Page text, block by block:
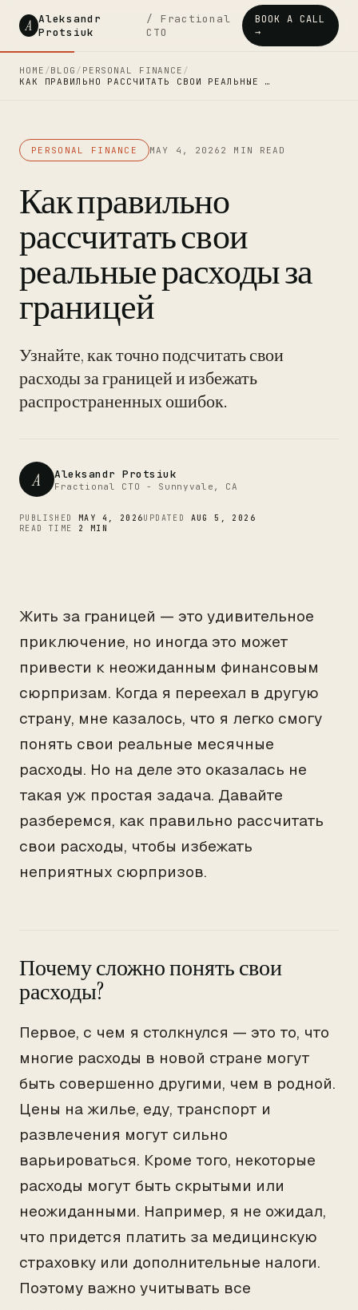
A Aleksandr
Protsiuk
/ Fractional
CTO
BOOK A CALL
→
HOME /BLOG / PERSONAL FINANCE /
КАК ПРАВИЛЬНО РАССЧИТАТЬ СВОИ РЕАЛЬНЫЕ …
PERSONAL FINANCE MAY 4, 2026 2 MIN READ
Как правильно
рассчитать свои
реальные расходы за
границей
Узнайте, как точно подсчитать свои
расходы за границей и избежать
распространенных ошибок.
A Aleksandr Protsiuk
Fractional CTO - Sunnyvale, CA
PUBLISHED MAY 4, 2026UPDATED AUG 5, 2026
READ TIME 2 MIN
Жить за границей — это удивительное
приключение, но иногда это может
привести к неожиданным финансовым
сюрпризам. Когда я переехал в другую
страну, мне казалось, что я легко смогу
понять свои реальные месячные
расходы. Но на деле это оказалась не
такая уж простая задача. Давайте
разберемся, как правильно рассчитать
свои расходы, чтобы избежать
неприятных сюрпризов.
Почему сложно понять свои
расходы?
Первое, с чем я столкнулся — это то, что
многие расходы в новой стране могут
быть совершенно другими, чем в родной.
Цены на жилье, еду, транспорт и
развлечения могут сильно
варьироваться. Кроме того, некоторые
расходы могут быть скрытыми или
неожиданными. Например, я не ожидал,
что придется платить за медицинскую
страховку или дополнительные налоги.
Поэтому важно учитывать все